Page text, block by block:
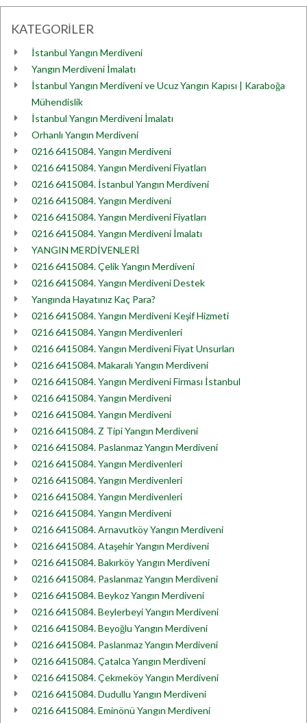
KATEGORİLER
İstanbul Yangın Merdiveni
Yangın Merdiveni İmalatı
İstanbul Yangın Merdiveni ve Ucuz Yangın Kapısı | Karaboğa
Mühendislik
İstanbul Yangın Merdiveni İmalatı
Orhanlı Yangın Merdiveni
0216 6415084. Yangın Merdiveni
0216 6415084. Yangın Merdiveni Fiyatları
0216 6415084. İstanbul Yangın Merdiveni
0216 6415084. Yangın Merdiveni
0216 6415084. Yangın Merdiveni Fiyatları
0216 6415084. Yangın Merdiveni İmalatı
YANGIN MERDİVENLERİ
0216 6415084. Çelik Yangın Merdiveni
0216 6415084. Yangın Merdiveni Destek
Yangında Hayatınız Kaç Para?
0216 6415084. Yangın Merdiveni Keşif Hizmeti
0216 6415084. Yangın Merdivenleri
0216 6415084. Yangın Merdiveni Fiyat Unsurları
0216 6415084. Makaralı Yangın Merdiveni
0216 6415084. Yangın Merdiveni Firması İstanbul
0216 6415084. Yangın Merdiveni
0216 6415084. Yangın Merdiveni
0216 6415084. Z Tipi Yangın Merdiveni
0216 6415084. Paslanmaz Yangın Merdiveni
0216 6415084. Yangın Merdivenleri
0216 6415084. Yangın Merdivenleri
0216 6415084. Yangın Merdivenleri
0216 6415084. Yangın Merdiveni
0216 6415084. Arnavutköy Yangın Merdiveni
0216 6415084. Ataşehir Yangın Merdiveni
0216 6415084. Bakırköy Yangın Merdiveni
0216 6415084. Paslanmaz Yangın Merdiveni
0216 6415084. Beykoz Yangın Merdiveni
0216 6415084. Beylerbeyi Yangın Merdiveni
0216 6415084. Beyoğlu Yangın Merdiveni
0216 6415084. Paslanmaz Yangın Merdiveni
0216 6415084. Çatalca Yangın Merdiveni
0216 6415084. Çekmeköy Yangın Merdiveni
0216 6415084. Dudullu Yangın Merdiveni
0216 6415084. Eminönü Yangın Merdiveni